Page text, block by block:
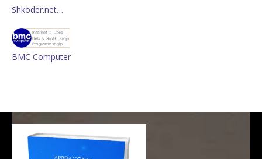
Shkoder.net…
BMC Computer